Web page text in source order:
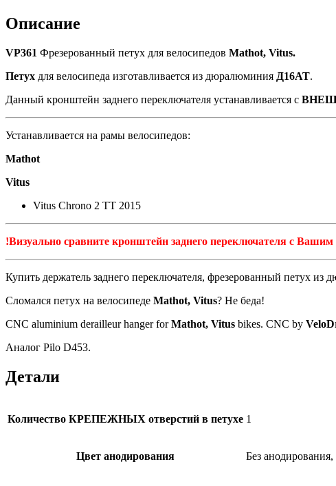
Vitus
(as
D453)
Описание
VP361 Фрезерованный петух для велосипедов Mathot, Vitus.
Петух для велосипеда изготавливается из дюралюминия Д16АТ.
Данный кронштейн заднего переключателя устанавливается с
Устанавливается на рамы велосипедов:
Mathot
Vitus
Vitus Chrono 2 TT 2015
!Визуально сравните кронштейн заднего переключателя с Вашим
Купить держатель заднего переключателя, фрезерованный петух из
Сломался петух на велосипеде Mathot, Vitus? Не беда!
CNC aluminium derailleur hanger forMathot, Vitus bikes. CNC by
Аналог Pilo D453.
Детали
Количество КРЕПЕЖНЫХ отверстий в петухе 1
Цвет анодирования Без